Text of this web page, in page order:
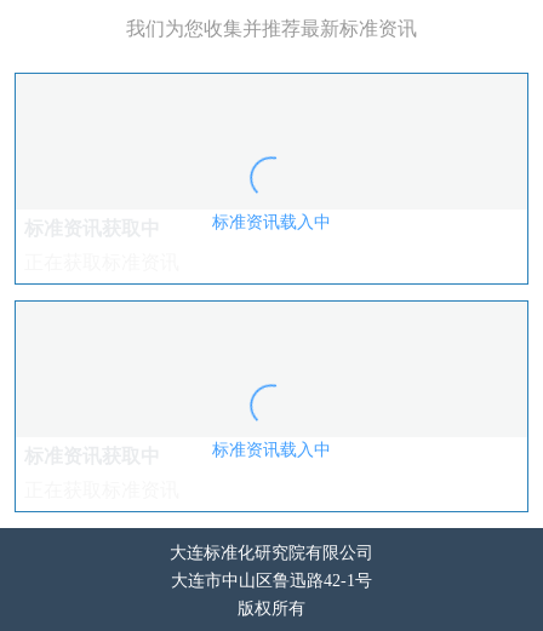
我们为您收集并推荐最新标准资讯
标准资讯载入中
标准资讯载入中
大连标准化研究院有限公司
大连市中山区鲁迅路42-1号
版权所有